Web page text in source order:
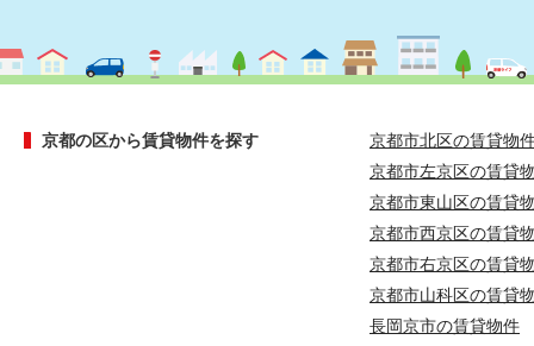
京都の区から賃貸物件を探す
京都市北区の賃貸物
京都市左京区の賃貸
京都市東山区の賃貸
京都市西京区の賃貸
京都市右京区の賃貸
京都市山科区の賃貸
長岡京市の賃貸物件